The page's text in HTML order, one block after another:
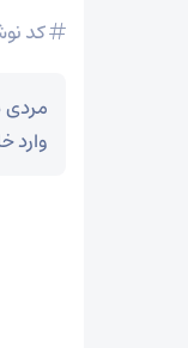
کد
مردی
وارد